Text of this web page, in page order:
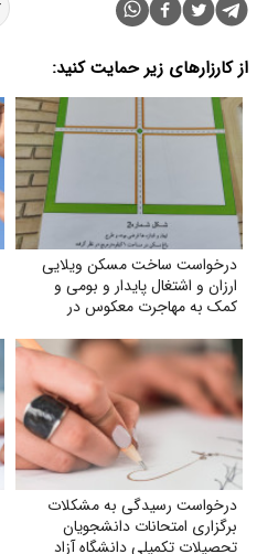
از کارزارهای زیر حمایت کنید:
درخواست ساخت مسکن ویلایی
ارزان و اشتغال پایدار و بومی و
کمک به مهاجرت معکوس در
درخواست رسیدگی به مشکلات
برگزاری امتحانات دانشجویان
تحصیلات تکمیلی دانشگاه آزاد